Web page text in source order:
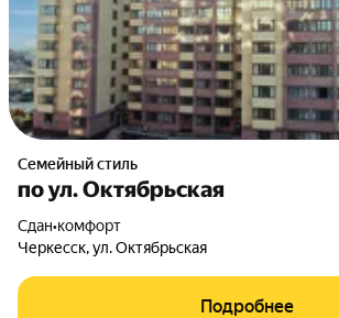
Семейный стиль
по ул. Октябрьская
Сдан•комфорт
Черкесск, ул. Октябрьская
Подробнее